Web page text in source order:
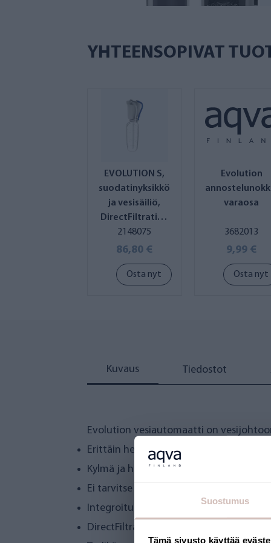
Suostumus
Tämä sivusto käyttää
YHTEENSOPIVAT
EVOLUTION S,
suodatinyksikkö
ja vesisäiliö,
DirectFiltration
Carbon Block,
uusi malli
2148075
86,80 €
Osta nyt
Evolution
varaosa
3682013
9,99 €
Osta nyt
Kuvaus Tiedostot
Evolution vesiautomaatti on
Erittäin helppo käyttää ja ylläpitää
Kylmä ja haalea vesi
Ei tarvitse viemäröintiä
Integroitu juomakuppiteline
DirectFiltration® suodatusjärjestelmä